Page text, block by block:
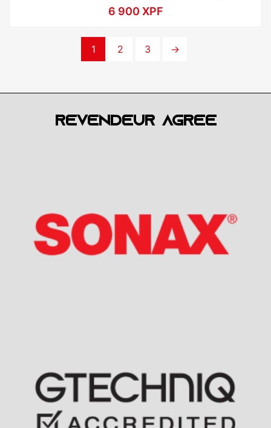
6 900 XPF
1 2 3 →
Revendeur agréé